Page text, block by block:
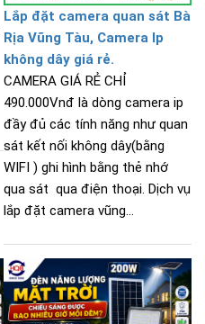
Lắp đặt camera quan sát Bà
Rịa Vũng Tàu, Camera Ip
không dây giá rẻ.
CAMERA GIÁ RẺ CHỈ
490.000Vnđ là dòng camera ip
đầy đủ các tính năng như quan
sát kết nối không dây(bằng
WIFI ) ghi hình bằng thẻ nhớ
qua sát qua điện thoại. Dịch vụ
lắp đặt camera vũng...